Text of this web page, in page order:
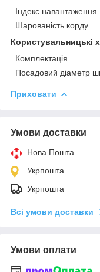
Індекс навантаження
Шарованість корду
Користувальницькі
Комплектація
Посадовий діаметр
Приховати
Умови доставки
Нова Пошта
Укрпошта
Укрпошта
Всі умови доставки
Умови оплати